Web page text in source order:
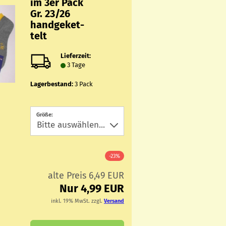
im 3er Pack
Gr. 23/26
hand­ge­ket­
telt
Lieferzeit:
3 Tage
Lagerbestand: 3 Pack
Größe:
-23%
alte Preis 6,49 EUR
Nur 4,99 EUR
inkl. 19% MwSt. zzgl. Versand